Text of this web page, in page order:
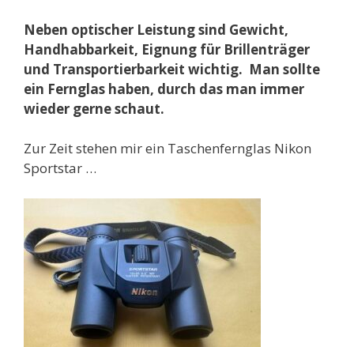
Neben optischer Leistung sind Gewicht,
Handhabbarkeit, Eignung für Brillenträger
und Transportierbarkeit wichtig. Man sollte
ein Fernglas haben, durch das man immer
wieder gerne schaut.
Zur Zeit stehen mir ein Taschenfernglas Nikon
Sportstar …